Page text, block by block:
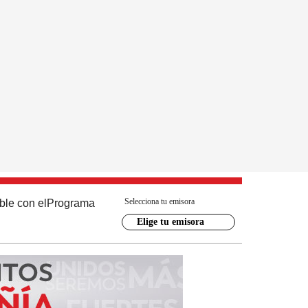
con el Programa Selecciona tu emisora
Elige tu emisora